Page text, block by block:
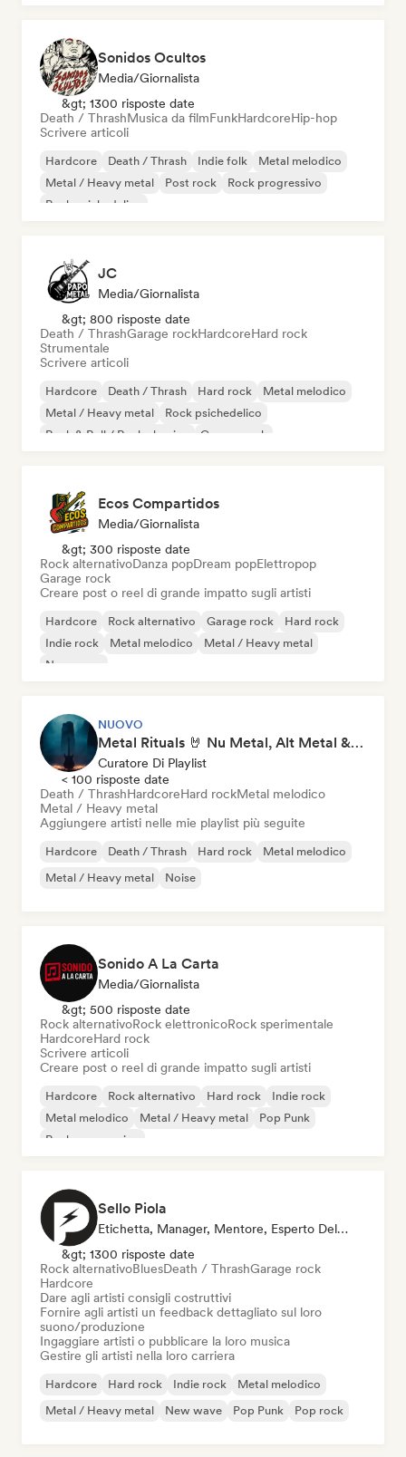
Sonidos Ocultos
Media/Giornalista
&gt; 1300 risposte date
Death / ThrashMusica da filmFunkHardcoreHip-hop
Scrivere articoli
Hardcore Death / Thrash Indie folk
Metal melodico
Metal / Heavy metal
Post rock
Rock progressivo
Rock psichedelico
JC
Media/Giornalista
&gt; 800 risposte date
Death / ThrashGarage rockHardcoreHard rock
Strumentale
Scrivere articoli
Hardcore Death / Thrash Hard rock
Metal melodico
Metal / Heavy metal
Rock psichedelico
Rock & Roll / Rock classico
Garage rock
Ecos Compartidos
Media/Giornalista
&gt; 300 risposte date
Rock alternativoDanza popDream popElettropop
Garage rock
Creare post o reel di grande impatto sugli artisti
Hardcore Rock alternativo Garage rock
Hard rock
Indie rock
Metal melodico
Metal / Heavy metal
New wave
NUOVO
Metal Rituals 🤘 Nu Metal, Alt Metal & Progressive Metal
Curatore Di Playlist
< 100 risposte date
Death / ThrashHardcoreHard rockMetal melodico
Metal / Heavy metal
Aggiungere artisti nelle mie playlist più seguite
Hardcore Death / Thrash Hard rock
Metal melodico
Metal / Heavy metal
Noise
Sonido A La Carta
Media/Giornalista
&gt; 500 risposte date
Rock alternativoRock elettronicoRock sperimentale
HardcoreHard rock
Scrivere articoli
Creare post o reel di grande impatto sugli artisti
Hardcore Rock alternativo Hard rock
Indie rock
Metal melodico
Metal / Heavy metal
Pop Punk
Rock progressivo
Sello Piola
Etichetta, Manager, Mentore, Esperto Del Suono
&gt; 1300 risposte date
Rock alternativoBluesDeath / ThrashGarage rock
Hardcore
Dare agli artisti consigli costruttivi
Fornire agli artisti un feedback dettagliato sul loro
suono/produzione
Ingaggiare artisti o pubblicare la loro musica
Gestire gli artisti nella loro carriera
Hardcore Hard rock Indie rock
Metal melodico
Metal / Heavy metal
New wave Pop Punk Pop rock